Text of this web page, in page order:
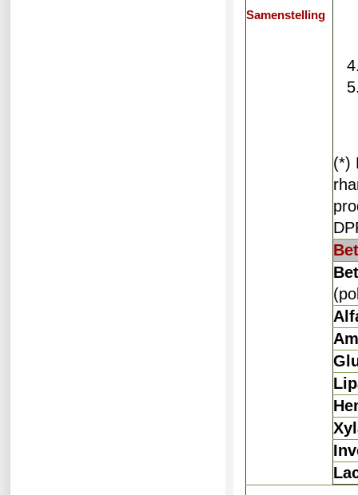
Samenstelling
(*)